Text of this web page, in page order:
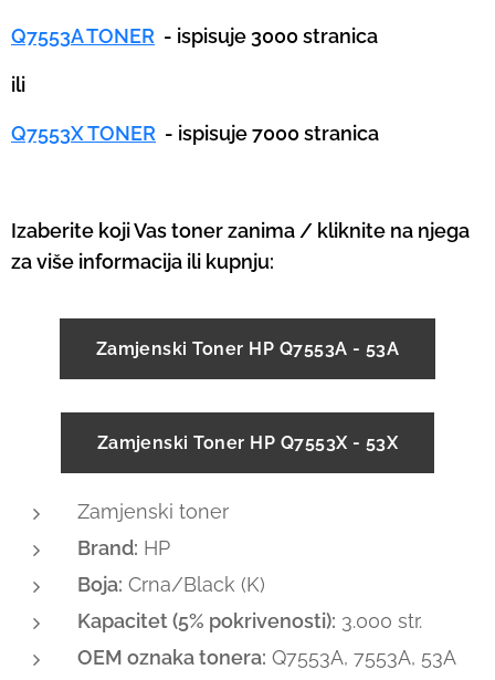
Q7553A TONER - ispisuje 3000 stranica
ili
Q7553X TONER - ispisuje 7000 stranica
Izaberite koji Vas toner zanima / kliknite na njega
za više informacija ili kupnju:
Zamjenski Toner HP Q7553A - 53A
Zamjenski Toner HP Q7553X - 53X
Zamjenski toner
Brand: HP
Boja: Crna/Black (K)
Kapacitet (5% pokrivenosti): 3.000 str.
OEM oznaka tonera: Q7553A, 7553A, 53A